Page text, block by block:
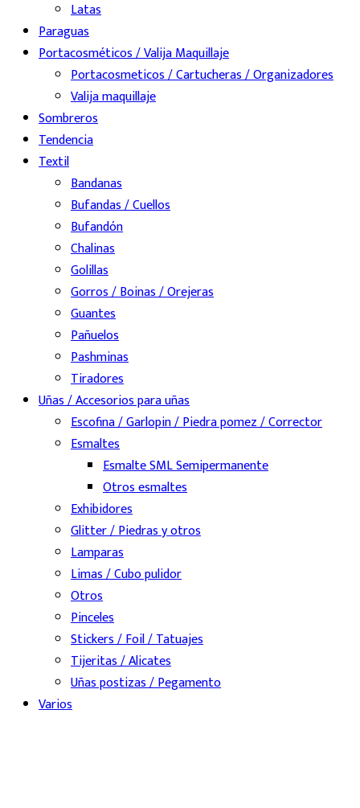
Latas
Paraguas
Portacosméticos / Valija Maquillaje
Portacosmeticos / Cartucheras / Organizadores
Valija maquillaje
Sombreros
Tendencia
Textil
Bandanas
Bufandas / Cuellos
Bufandón
Chalinas
Golillas
Gorros / Boinas / Orejeras
Guantes
Pañuelos
Pashminas
Tiradores
Uñas / Accesorios para uñas
Escofina / Garlopin / Piedra pomez / Corrector
Esmaltes
Esmalte SML Semipermanente
Otros esmaltes
Exhibidores
Glitter / Piedras y otros
Lamparas
Limas / Cubo pulidor
Otros
Pinceles
Stickers / Foil / Tatuajes
Tijeritas / Alicates
Uñas postizas / Pegamento
Varios